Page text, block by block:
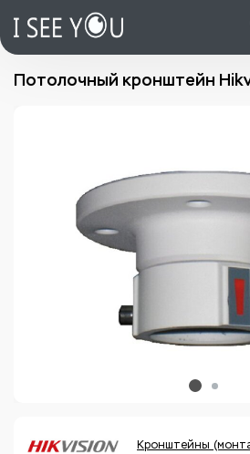
Потолочный кронштейн
Кронштейны